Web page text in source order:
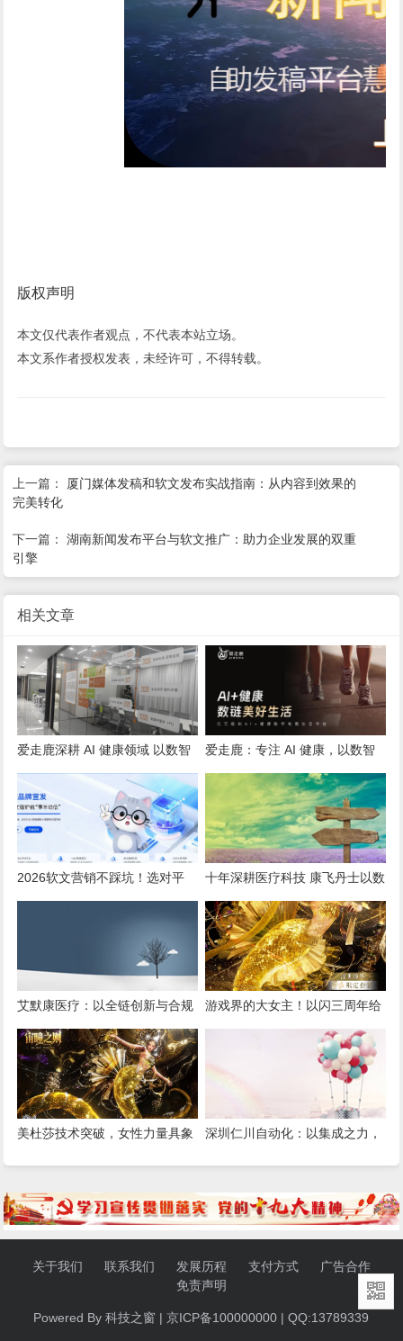
版权声明
本文仅代表作者观点，不代表本站立场。
本文系作者授权发表，未经许可，不得转载。
上一篇： 厦门媒体发稿和软文发布实战指南：从内容到效果的
完美转化
下一篇：湖南新闻发布平台与软文推广：助力企业发展的双重
引擎
相关文章
爱走鹿深耕 AI 健康领域 以数智
创新，赋能全民健康
爱走鹿：专注 AI 健康，以数智
守护全民日常健康生活
2026软文营销不踩坑！选对平
十年深耕医疗科技 康飞丹士以数
字赋能重构医疗服务新生态
艾默康医疗：以全链创新与合规
深耕，赋能医疗健康高质量发展
游戏界的大女主！以闪三周年给
我看爽了，尤其是美杜莎，强推
美杜莎技术突破，女性力量具象
重磅更新
深圳仁川自动化：以集成之力，
关于我们 联系我们 发展历程 支付方式
广告合作
免责声明
Powered By 科技之窗 | 京ICP备100000000 | QQ:13789339